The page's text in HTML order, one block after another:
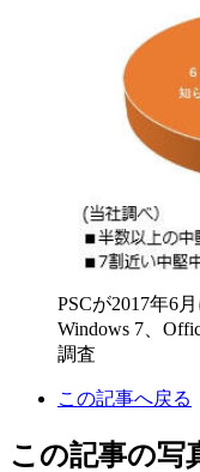
PSCが2017年6
Windows 7、
調査
この記事へ戻る
この記事の写